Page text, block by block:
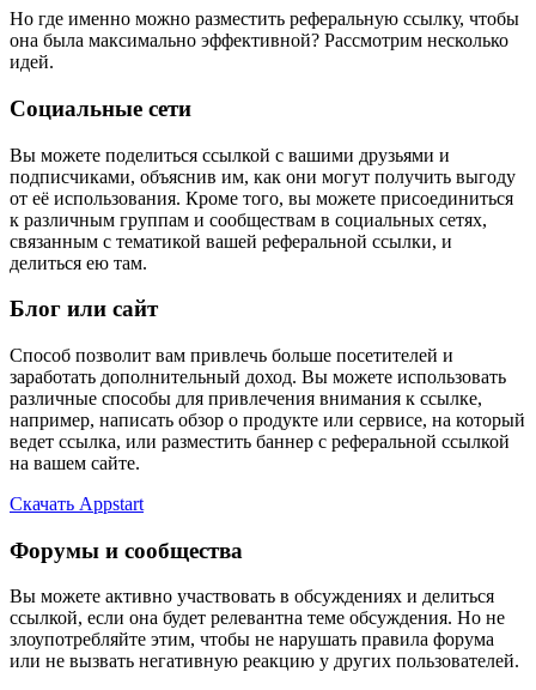
Но где именно можно разместить реферальную ссылку, чтобы
она была максимально эффективной? Рассмотрим несколько
идей.
Социальные сети
Вы можете поделиться ссылкой с вашими друзьями и
подписчиками, объяснив им, как они могут получить выгоду
от её использования. Кроме того, вы можете присоединиться
к различным группам и сообществам в социальных сетях,
связанным с тематикой вашей реферальной ссылки, и
делиться ею там.
Блог или сайт
Способ позволит вам привлечь больше посетителей и
заработать дополнительный доход. Вы можете использовать
различные способы для привлечения внимания к ссылке,
например, написать обзор о продукте или сервисе, на который
ведет ссылка, или разместить баннер с реферальной ссылкой
на вашем сайте.
Скачать Appstart
Форумы и сообщества
Вы можете активно участвовать в обсуждениях и делиться
ссылкой, если она будет релевантна теме обсуждения. Но не
злоупотребляйте этим, чтобы не нарушать правила форума
или не вызвать негативную реакцию у других пользователей.